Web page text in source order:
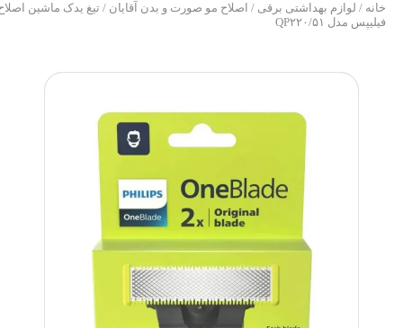
خانه/لوازم بهداشتی برقی /اصلاح مو صورت و بدن آقایان/ تیغ یدک ماشین اصلاح
فیلیپس مدل QP۲۲۰/۵۱